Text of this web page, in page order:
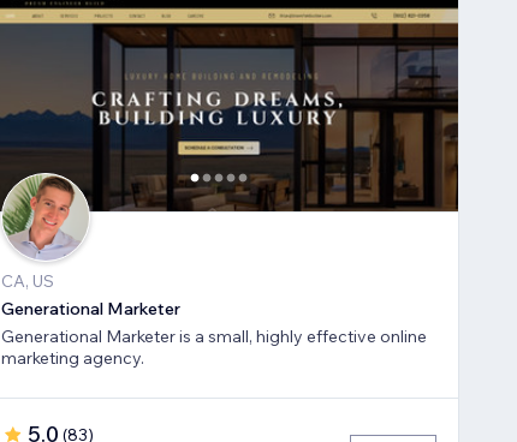
CA, US
Generational Marketer
Generational Marketer is a small, highly effective online
marketing agency.
5.0 (83)